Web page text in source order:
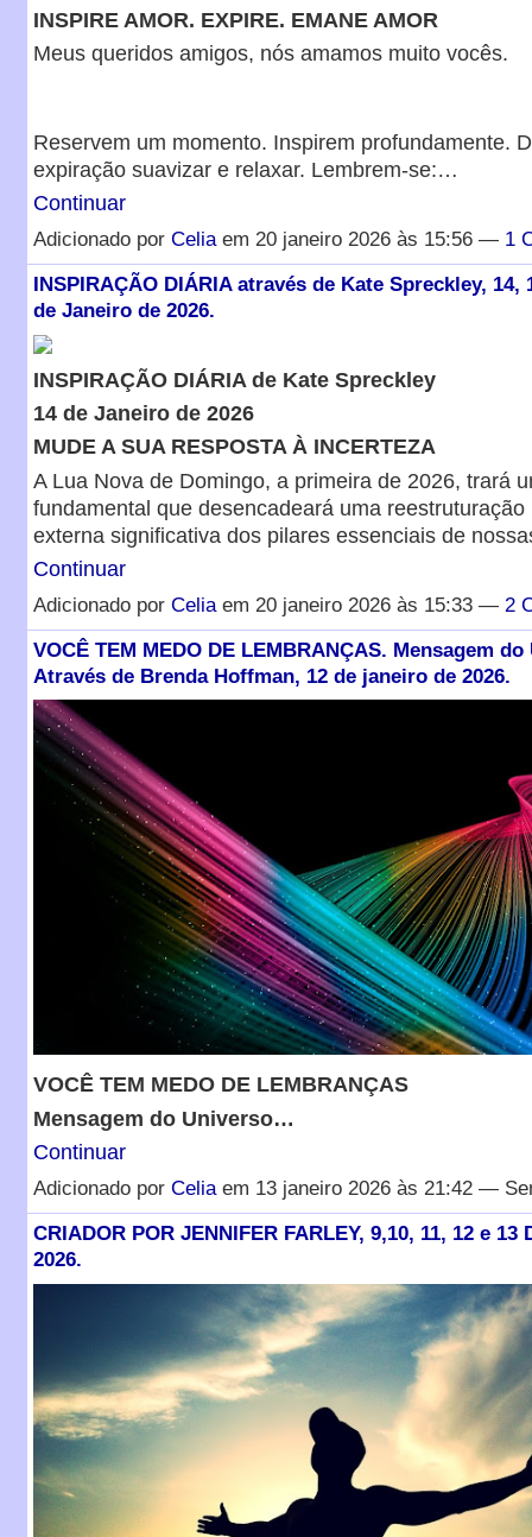
INSPIRE AMOR. EXPIRE. EMANE AMOR
Meus queridos amigos, nós amamos muito vocês.
Reservem um momento. Inspirem profundamente.
expiração suavizar e relaxar. Lembrem-se:…
Continuar
Adicionado por Celiaem 20 janeiro 2026 às 15:56 — 1
INSPIRAÇÃO DIÁRIA através de Kate Spreckley, 14,
de Janeiro de 2026.
INSPIRAÇÃO DIÁRIA de Kate Spreckley
14 de Janeiro de 2026
MUDE A SUA RESPOSTA À INCERTEZA
A Lua Nova de Domingo, a primeira de 2026, trará
fundamental que desencadeará uma reestruturação
externa significativa dos pilares essenciais de
Continuar
Adicionado por Celiaem 20 janeiro 2026 às 15:33 — 2
VOCÊ TEM MEDO DE LEMBRANÇAS. Mensagem
Através de Brenda Hoffman, 12 de janeiro de 2026.
VOCÊ TEM MEDO DE LEMBRANÇAS
Mensagem do Universo…
Continuar
Adicionado por Celiaem 13 janeiro 2026 às 21:42 —
CRIADOR POR JENNIFER FARLEY, 9,10, 11, 12 e 13
2026.